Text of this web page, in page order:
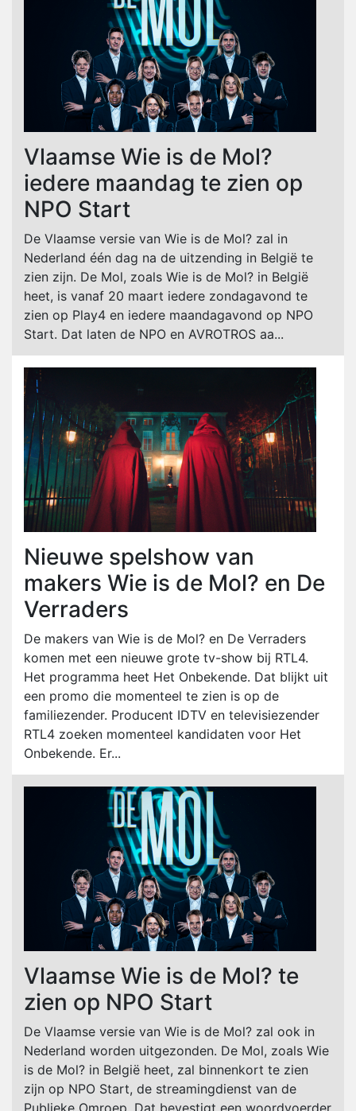
Vlaamse Wie is de Mol?
iedere maandag te zien op
NPO Start
De Vlaamse versie van Wie is de Mol? zal in
Nederland één dag na de uitzending in België te
zien zijn. De Mol, zoals Wie is de Mol? in België
heet, is vanaf 20 maart iedere zondagavond te
zien op Play4 en iedere maandagavond op NPO
Start. Dat laten de NPO en AVROTROS aa...
Nieuwe spelshow van
makers Wie is de Mol? en De
Verraders
De makers van Wie is de Mol? en De Verraders
komen met een nieuwe grote tv-show bij RTL4.
Het programma heet Het Onbekende. Dat blijkt uit
een promo die momenteel te zien is op de
familiezender. Producent IDTV en televisiezender
RTL4 zoeken momenteel kandidaten voor Het
Onbekende. Er...
Vlaamse Wie is de Mol? te
zien op NPO Start
De Vlaamse versie van Wie is de Mol? zal ook in
Nederland worden uitgezonden. De Mol, zoals Wie
is de Mol? in België heet, zal binnenkort te zien
zijn op NPO Start, de streamingdienst van de